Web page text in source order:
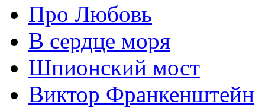
Про Любовь
В сердце моря
Шпионский мост
Виктор Франкенштейн